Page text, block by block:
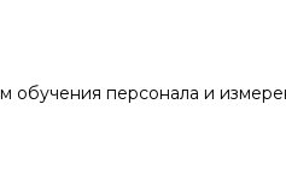
персонала и